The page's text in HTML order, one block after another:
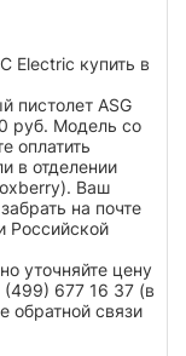
Electric купить в
пистолет ASG
руб. Модель со
оплатить
в отделении
Ваш
на почте
Российской
уточняйте цену
677 16 37 (в
обратной связи